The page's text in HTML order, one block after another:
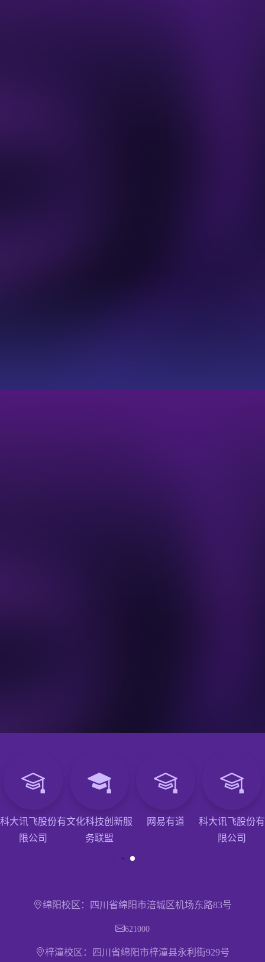
科大讯飞股份有
限公司
文化科技创新服
务联盟
网易有道
科大讯飞股份有
限公司
绵阳校区：四川省绵阳市涪城区机场东路83号
621000
梓潼校区：四川省绵阳市梓潼县永利街929号